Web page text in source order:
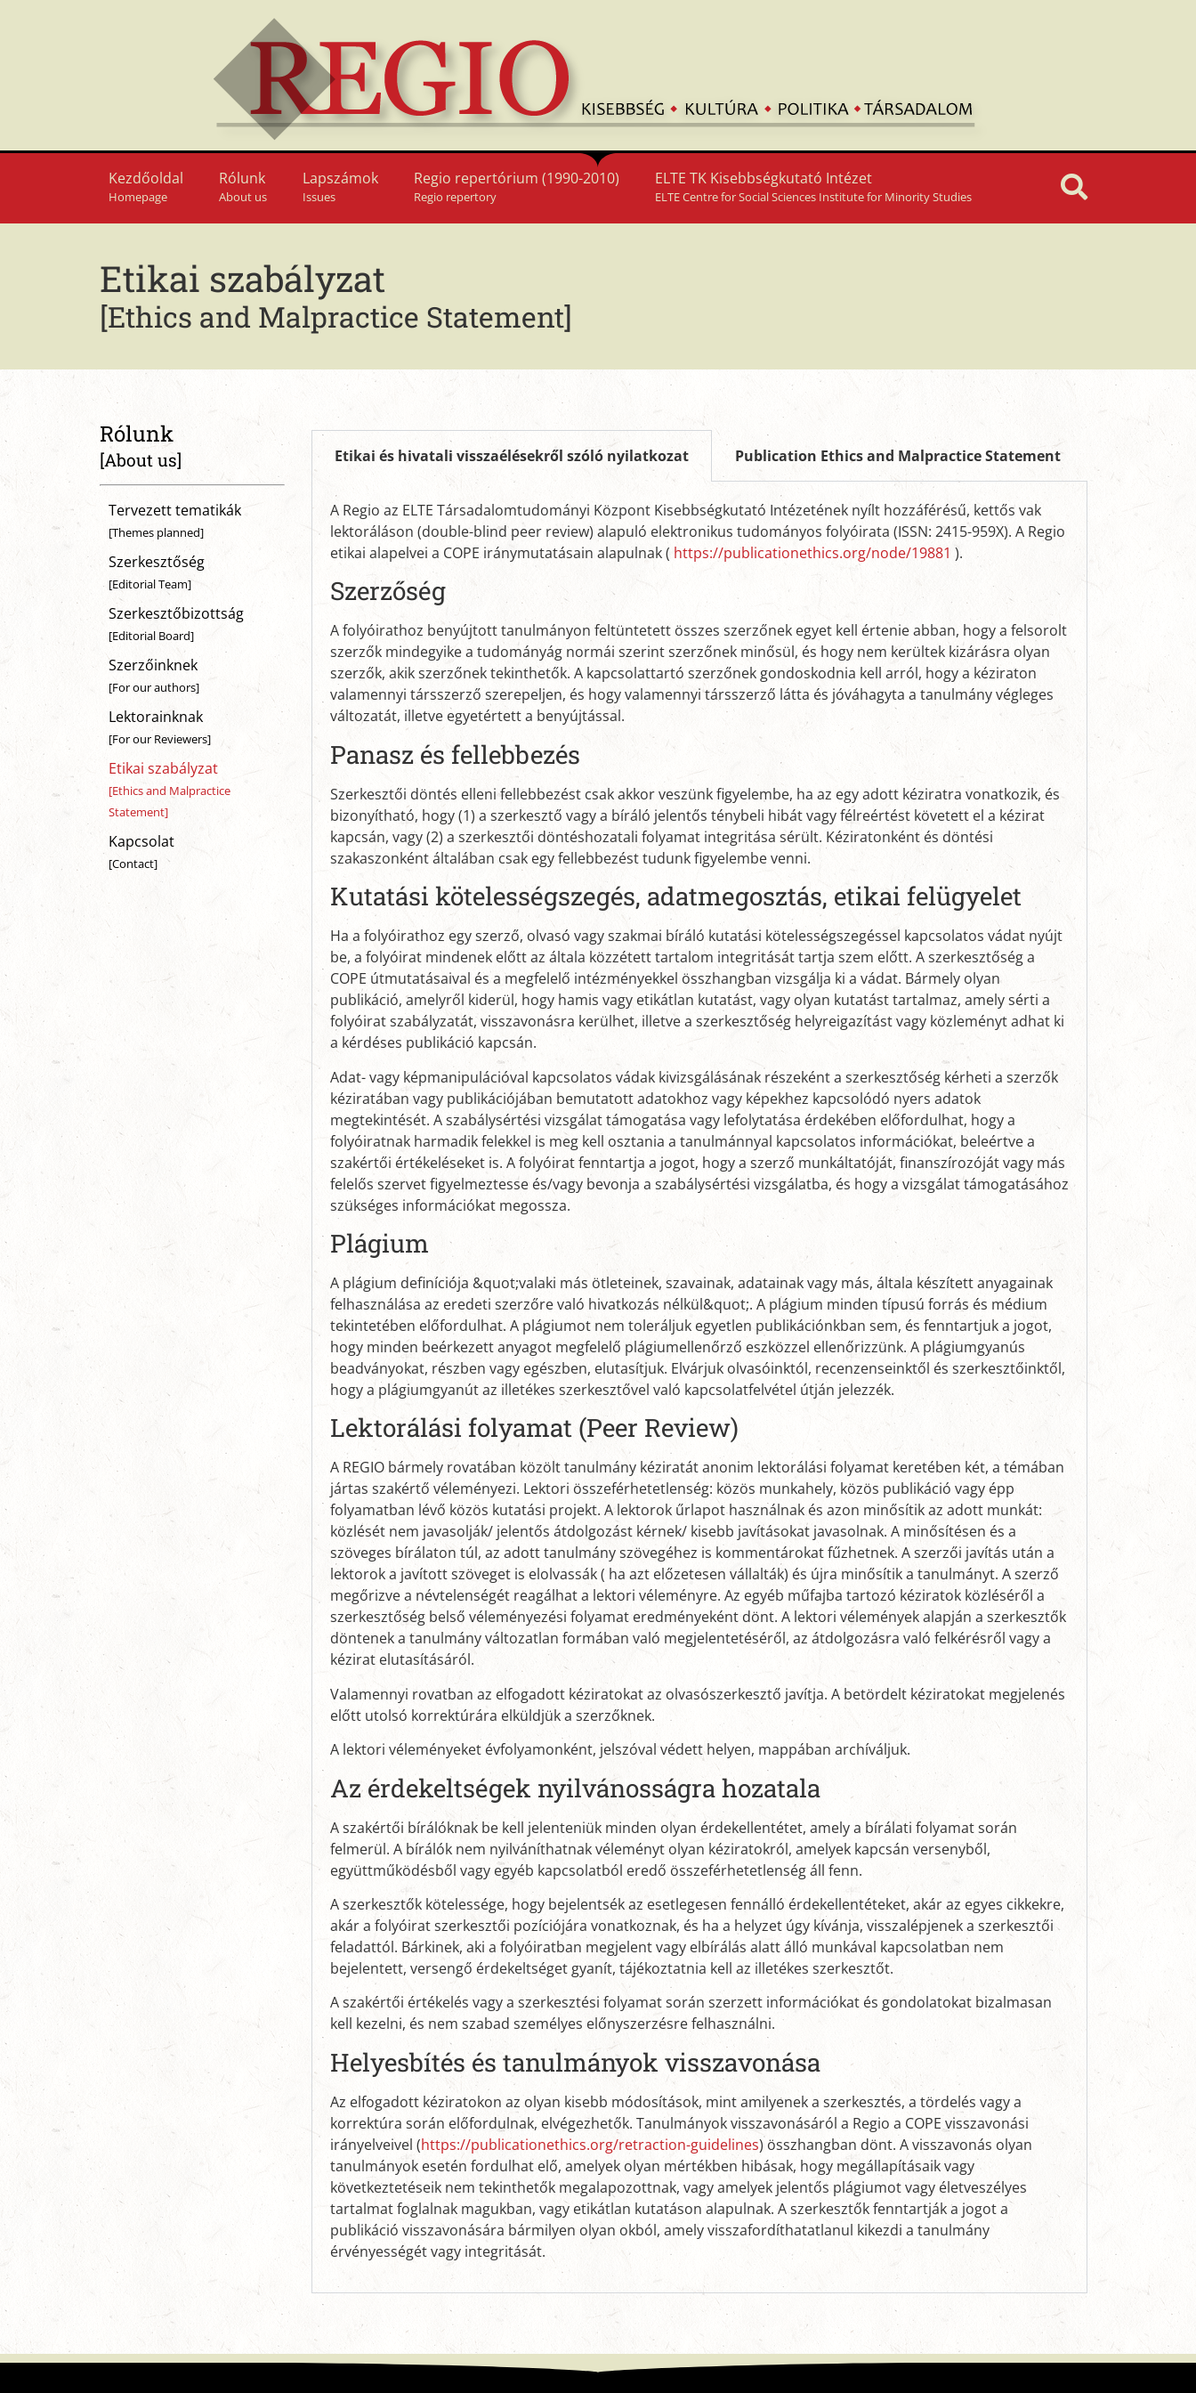
Kezdőoldal
Homepage
Rólunk
About us
Lapszámok
Issues
Regio repertórium (1990-2010)
Regio repertory
ELTE TK Kisebbségkutató Intézet
ELTE Centre for Social Sciences Institute for Minority Studies
Etikai szabályzat
[Ethics and Malpractice Statement]
Rólunk
[About us]
Tervezett tematikák
[Themes planned]
Szerkesztőség
[Editorial Team]
Szerkesztőbizottság
[Editorial Board]
Szerzőinknek
[For our authors]
Lektorainknak
[For our Reviewers]
Etikai szabályzat
[Ethics and Malpractice
Statement]
Kapcsolat
[Contact]
Etikai és hivatali visszaélésekről szóló nyilatkozat Publication Ethics and Malpractice Statement
A Regio az ELTE Társadalomtudományi Központ Kisebbségkutató Intézetének nyílt hozzáférésű, kettős vak
lektoráláson (double-blind peer review) alapuló elektronikus tudományos folyóirata (ISSN: 2415-959X). A Regio
etikai alapelvei a COPE iránymutatásain alapulnak ( https://publicationethics.org/node/19881 ).
Szerzőség
A folyóirathoz benyújtott tanulmányon feltüntetett összes szerzőnek egyet kell értenie abban, hogy a felsorolt
szerzők mindegyike a tudományág normái szerint szerzőnek minősül, és hogy nem kerültek kizárásra olyan
szerzők, akik szerzőnek tekinthetők. A kapcsolattartó szerzőnek gondoskodnia kell arról, hogy a kéziraton
valamennyi társszerző szerepeljen, és hogy valamennyi társszerző látta és jóváhagyta a tanulmány végleges
változatát, illetve egyetértett a benyújtással.
Panasz és fellebbezés
Szerkesztői döntés elleni fellebbezést csak akkor veszünk figyelembe, ha az egy adott kéziratra vonatkozik, és
bizonyítható, hogy (1) a szerkesztő vagy a bíráló jelentős ténybeli hibát vagy félreértést követett el a kézirat
kapcsán, vagy (2) a szerkesztői döntéshozatali folyamat integritása sérült. Kéziratonként és döntési
szakaszonként általában csak egy fellebbezést tudunk figyelembe venni.
Kutatási kötelességszegés, adatmegosztás, etikai felügyelet
Ha a folyóirathoz egy szerző, olvasó vagy szakmai bíráló kutatási kötelességszegéssel kapcsolatos vádat nyújt
be, a folyóirat mindenek előtt az általa közzétett tartalom integritását tartja szem előtt. A szerkesztőség a
COPE útmutatásaival és a megfelelő intézményekkel összhangban vizsgálja ki a vádat. Bármely olyan
publikáció, amelyről kiderül, hogy hamis vagy etikátlan kutatást, vagy olyan kutatást tartalmaz, amely sérti a
folyóirat szabályzatát, visszavonásra kerülhet, illetve a szerkesztőség helyreigazítást vagy közleményt adhat ki
a kérdéses publikáció kapcsán.
Adat- vagy képmanipulációval kapcsolatos vádak kivizsgálásának részeként a szerkesztőség kérheti a szerzők
kéziratában vagy publikációjában bemutatott adatokhoz vagy képekhez kapcsolódó nyers adatok
megtekintését. A szabálysértési vizsgálat támogatása vagy lefolytatása érdekében előfordulhat, hogy a
folyóiratnak harmadik felekkel is meg kell osztania a tanulmánnyal kapcsolatos információkat, beleértve a
szakértői értékeléseket is. A folyóirat fenntartja a jogot, hogy a szerző munkáltatóját, finanszírozóját vagy más
felelős szervet figyelmeztesse és/vagy bevonja a szabálysértési vizsgálatba, és hogy a vizsgálat támogatásához
szükséges információkat megossza.
Plágium
A plágium definíciója &quot;valaki más ötleteinek, szavainak, adatainak vagy más, általa készített anyagainak
felhasználása az eredeti szerzőre való hivatkozás nélkül&quot;. A plágium minden típusú forrás és médium
tekintetében előfordulhat. A plágiumot nem toleráljuk egyetlen publikációnkban sem, és fenntartjuk a jogot,
hogy minden beérkezett anyagot megfelelő plágiumellenőrző eszközzel ellenőrizzünk. A plágiumgyanús
beadványokat, részben vagy egészben, elutasítjuk. Elvárjuk olvasóinktól, recenzenseinktől és szerkesztőinktől,
hogy a plágiumgyanút az illetékes szerkesztővel való kapcsolatfelvétel útján jelezzék.
Lektorálási folyamat (Peer Review)
A REGIO bármely rovatában közölt tanulmány kéziratát anonim lektorálási folyamat keretében két, a témában
jártas szakértő véleményezi. Lektori összeférhetetlenség: közös munkahely, közös publikáció vagy épp
folyamatban lévő közös kutatási projekt. A lektorok űrlapot használnak és azon minősítik az adott munkát:
közlését nem javasolják/ jelentős átdolgozást kérnek/ kisebb javításokat javasolnak. A minősítésen és a
szöveges bírálaton túl, az adott tanulmány szövegéhez is kommentárokat fűzhetnek. A szerzői javítás után a
lektorok a javított szöveget is elolvassák ( ha azt előzetesen vállalták) és újra minősítik a tanulmányt. A szerző
megőrizve a névtelenségét reagálhat a lektori véleményre. Az egyéb műfajba tartozó kéziratok közléséről a
szerkesztőség belső véleményezési folyamat eredményeként dönt. A lektori vélemények alapján a szerkesztők
döntenek a tanulmány változatlan formában való megjelentetéséről, az átdolgozásra való felkérésről vagy a
kézirat elutasításáról.
Valamennyi rovatban az elfogadott kéziratokat az olvasószerkesztő javítja. A betördelt kéziratokat megjelenés
előtt utolsó korrektúrára elküldjük a szerzőknek.
A lektori véleményeket évfolyamonként, jelszóval védett helyen, mappában archíváljuk.
Az érdekeltségek nyilvánosságra hozatala
A szakértői bírálóknak be kell jelenteniük minden olyan érdekellentétet, amely a bírálati folyamat során
felmerül. A bírálók nem nyilváníthatnak véleményt olyan kéziratokról, amelyek kapcsán versenyből,
együttműködésből vagy egyéb kapcsolatból eredő összeférhetetlenség áll fenn.
A szerkesztők kötelessége, hogy bejelentsék az esetlegesen fennálló érdekellentéteket, akár az egyes cikkekre,
akár a folyóirat szerkesztői pozíciójára vonatkoznak, és ha a helyzet úgy kívánja, visszalépjenek a szerkesztői
feladattól. Bárkinek, aki a folyóiratban megjelent vagy elbírálás alatt álló munkával kapcsolatban nem
bejelentett, versengő érdekeltséget gyanít, tájékoztatnia kell az illetékes szerkesztőt.
A szakértői értékelés vagy a szerkesztési folyamat során szerzett információkat és gondolatokat bizalmasan
kell kezelni, és nem szabad személyes előnyszerzésre felhasználni.
Helyesbítés és tanulmányok visszavonása
Az elfogadott kéziratokon az olyan kisebb módosítások, mint amilyenek a szerkesztés, a tördelés vagy a
korrektúra során előfordulnak, elvégezhetők. Tanulmányok visszavonásáról a Regio a COPE visszavonási
irányelveivel (https://publicationethics.org/retraction-guidelines) összhangban dönt. A visszavonás olyan
tanulmányok esetén fordulhat elő, amelyek olyan mértékben hibásak, hogy megállapításaik vagy
következtetéseik nem tekinthetők megalapozottnak, vagy amelyek jelentős plágiumot vagy életveszélyes
tartalmat foglalnak magukban, vagy etikátlan kutatáson alapulnak. A szerkesztők fenntartják a jogot a
publikáció visszavonására bármilyen olyan okból, amely visszafordíthatatlanul kikezdi a tanulmány
érvényességét vagy integritását.